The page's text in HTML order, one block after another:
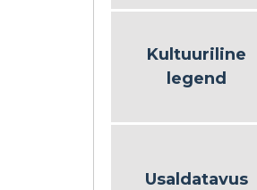
Kultuuriline
legend
Usaldatavus